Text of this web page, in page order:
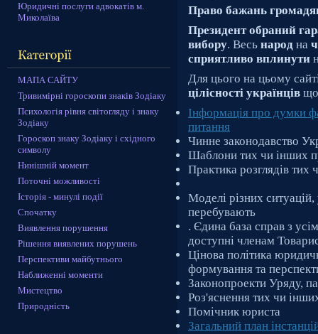
Юридичні послуги адвокатів м.
Миколаїва
МАПА САЙТУ
Тривимірні гороскопи знаків Зодіаку
Психологія рівня світогляду і знаку
Зодіаку
Гороскоп знаку Зодіаку і східного
символу
Нинішній момент
Поточні можливості
Історія - минулі події
Спочатку
Виявлення порушення
Рішення виявлених порушень
Перспективи майбутнього
Наближенні моменти
Мистецтво
Природність
Право бажань
Президент обраний
вибору. Весь народ на
сприятливо вплинути
Для цього на цьому
цілісності українців
Інформація про думки
питання
Чинне законодавство
Шаблони тих чи інших
Практика розглядів тих
Моделі різних
перебувають
. Єдина база справ з
доступні членам
Цінова політика
формування та
Законопроекти Уряду,
Роз'яснення тих чи
Помічник юриста
Загальний план